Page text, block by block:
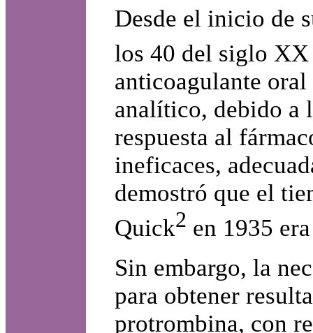
Desde el inicio de
los 40 del siglo
anticoagulante
analítico, debido a
respuesta al
ineficaces,
demostró que el
Quick2 en 1935
Sin embargo, la
para obtener
protrombina, con